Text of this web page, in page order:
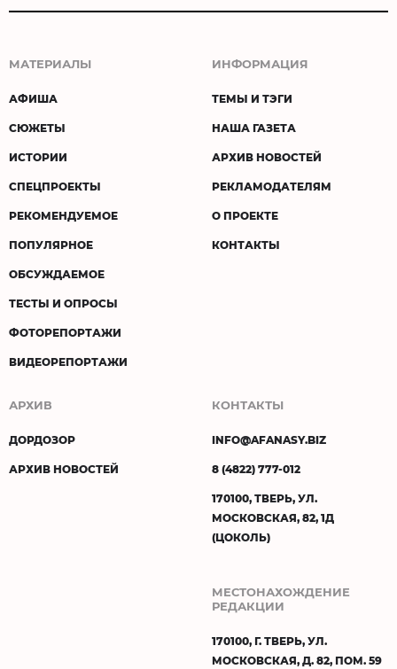
МАТЕРИАЛЫ
АФИША
СЮЖЕТЫ
ИСТОРИИ
СПЕЦПРОЕКТЫ
РЕКОМЕНДУЕМОЕ
ПОПУЛЯРНОЕ
ОБСУЖДАЕМОЕ
ТЕСТЫ И ОПРОСЫ
ФОТОРЕПОРТАЖИ
ВИДЕОРЕПОРТАЖИ
ИНФОРМАЦИЯ
ТЕМЫ И ТЭГИ
НАША ГАЗЕТА
АРХИВ НОВОСТЕЙ
РЕКЛАМОДАТЕЛЯМ
О ПРОЕКТЕ
КОНТАКТЫ
АРХИВ
ДОРДОЗОР
АРХИВ НОВОСТЕЙ
КОНТАКТЫ
INFO@AFANASY.BIZ
8 (4822) 777-012
170100, ТВЕРЬ, УЛ.
МОСКОВСКАЯ, 82, 1Д
(ЦОКОЛЬ)
МЕСТОНАХОЖДЕНИЕ
РЕДАКЦИИ
170100, Г. ТВЕРЬ, УЛ.
МОСКОВСКАЯ, Д. 82, ПОМ. 59